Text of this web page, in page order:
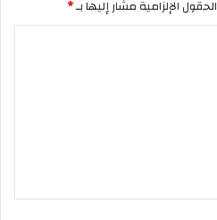
الحقول الإلزامية مشار إليها بـ*